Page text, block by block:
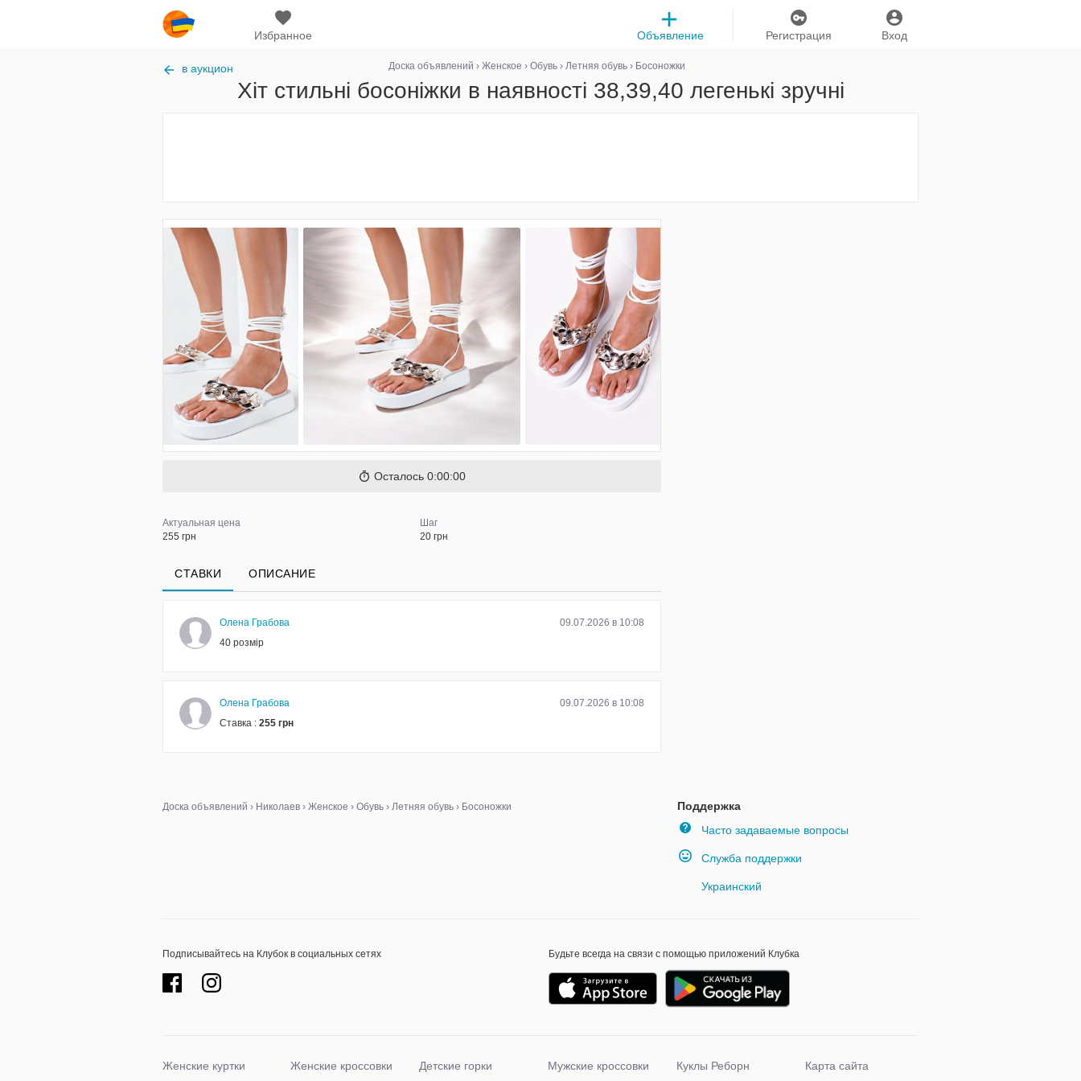
Избранное Вход
Регистрация
Объявление
в аукцион Доска объявлений › Женское › Обувь› Летняя обувь› Босоножки
Хіт стильні босоніжки в наявності 38,39,40 легенькі зручні
Осталось 0:00:00
Актуальная цена
255 грн
Шаг
20 грн
СТАВКИ ОПИСАНИЕ
Олена Грабова
09.07.2026 в 10:08
40 розмір
Олена Грабова
Cтавка : 255 грн
09.07.2026 в 10:08
Поддержка
Часто задаваемые вопросы
Служба поддержки
Украинский
Доска объявлений › Николаев › Женское › Обувь › Летняя обувь › Босоножки
Подписывайтесь на Клубок в социальных сетях Будьте всегда на связи с помощью приложений Клубка
Женские куртки Женские кроссовки Детские горки Мужские кроссовки Куклы Реборн Карта сайта